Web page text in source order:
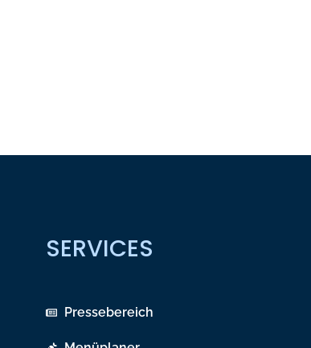
SERVICES
Pressebereich